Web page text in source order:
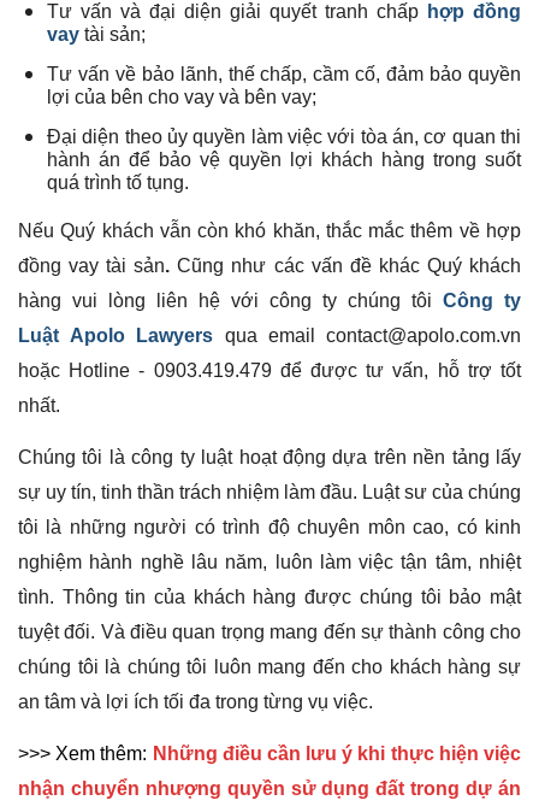
Tư vấn và đại diện giải quyết tranh chấp hợp đồng
vay tài sản;
Tư vấn về bảo lãnh, thế chấp, cầm cố, đảm bảo quyền
lợi của bên cho vay và bên vay;
Đại diện theo ủy quyền làm việc với tòa án, cơ quan thi
hành án để bảo vệ quyền lợi khách hàng trong suốt
quá trình tố tụng.
Nếu Quý khách vẫn còn khó khăn, thắc mắc thêm về hợp
đồng vay tài sản.Cũng như các vấn đề khác Quý khách
hàng vui lòng liên hệ với công ty chúng tôi Công ty
Luật Apolo Lawyers qua email contact@apolo.com.vn
hoặc Hotline - 0903.419.479 để được tư vấn, hỗ trợ tốt
nhất.
Chúng tôi là công ty luật hoạt động dựa trên nền tảng lấy
sự uy tín, tinh thần trách nhiệm làm đầu. Luật sư của chúng
tôi là những người có trình độ chuyên môn cao, có kinh
nghiệm hành nghề lâu năm, luôn làm việc tận tâm, nhiệt
tình. Thông tin của khách hàng được chúng tôi bảo mật
tuyệt đối. Và điều quan trọng mang đến sự thành công cho
chúng tôi là chúng tôi luôn mang đến cho khách hàng sự
an tâm và lợi ích tối đa trong từng vụ việc.
>>> Xem thêm: Những điều cần lưu ý khi thực hiện việc
nhận chuyển nhượng quyền sử dụng đất trong dự án